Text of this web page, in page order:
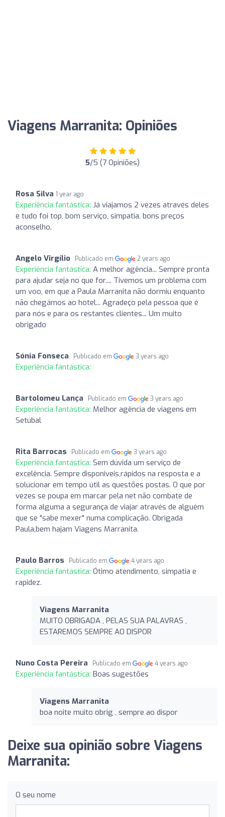
Viagens Marranita: Opiniões
5/5 (7 Opiniões)
Rosa Silva 1 year ago
Experiência fantástica: Já viajamos 2 vezes através deles
e tudo foi top, bom serviço, simpatia, bons preços
aconselho.
Angelo Virgílio Publicado em 2 years ago
Experiência fantástica: A melhor agência... Sempre pronta
para ajudar seja no que for.... Tivemos um problema com
um voo, em que a Paula Marranita não dormiu enquanto
não chegámos ao hotel... Agradeço pela pessoa que é
para nós e para os restantes clientes... Um muito
obrigado
Sónia Fonseca Publicado em 3 years ago
Experiência fantástica:
Bartolomeu Lança Publicado em 3 years ago
Experiência fantástica: Melhor agência de viagens em
Setúbal
Rita Barrocas Publicado em 3 years ago
Experiência fantástica: Sem dúvida um serviço de
excelência. Sempre disponiveis,rápidos na resposta e a
solucionar em tempo útil as questões postas. O que por
vezes se poupa em marcar pela net não combate de
forma alguma a segurança de viajar através de alguém
que se "sabe mexer" numa complicação. Obrigada
Paula,bem hajam Viagens Marranita.
Paulo Barros Publicado em 4 years ago
Experiência fantástica: Ótimo atendimento, simpatia e
rapidez.
Viagens Marranita
MUITO OBRIGADA , PELAS SUA PALAVRAS ,
ESTAREMOS SEMPRE AO DISPOR
Nuno Costa Pereira Publicado em 4 years ago
Experiência fantástica: Boas sugestões
Viagens Marranita
boa noite muito obrig , sempre ao dispor
Deixe sua opinião sobre Viagens
Marranita:
O seu nome